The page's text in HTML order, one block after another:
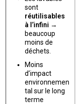
sont
réutilisables
à l’infini →
beaucoup
moins de
déchets.
Moins
d’impact
environnemen
tal sur le long
terme